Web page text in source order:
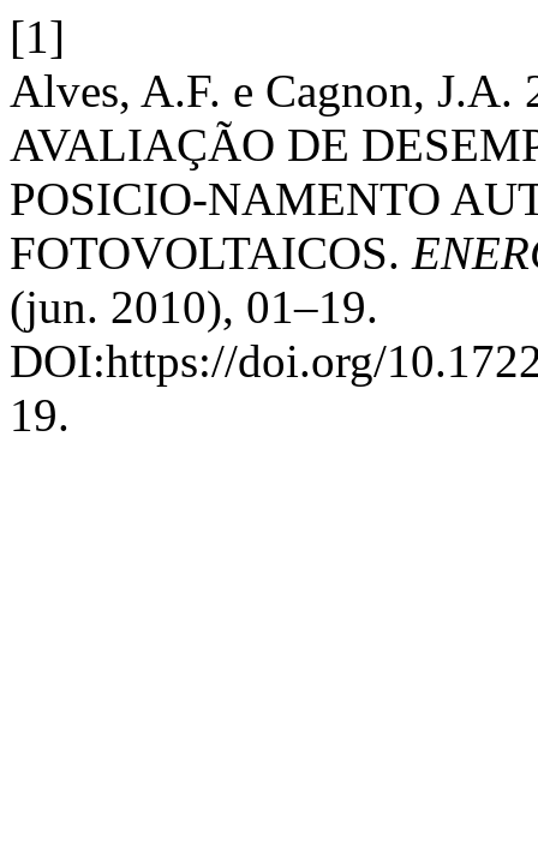
[1]
Alves, A.F. e Cagnon,
AVALIAÇÃO DE
POSICIO-NAMENTO
FOTOVOLTAICOS.
(jun. 2010), 01–19.
DOI:https://doi.org/
19.